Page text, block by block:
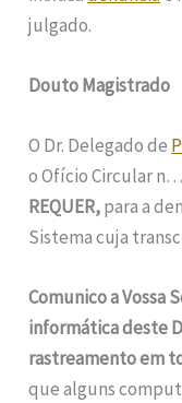
julgado.
Douto Magistrado
O Dr. Delegado de
o Ofício Circular
REQUER,para a
Sistema cuja
Comunico a Vossa
informática deste
rastreamento em
que alguns